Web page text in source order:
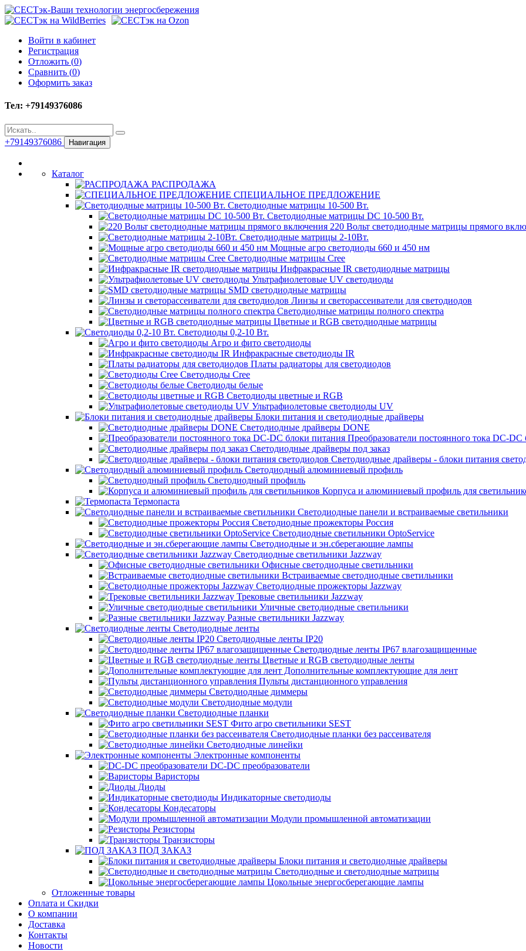
Войти в кабинет
Регистрация
Отложить (0)
Сравнить (0)
Оформить заказ
Тел: +79149376086
+79149376086 Навигация
Каталог
РАСПРОДАЖА
СПЕЦИАЛЬНОЕ ПРЕДЛОЖЕНИЕ
Светодиодные матрицы 10-500 Вт.
Светодиодные матрицы DC 10-500 Вт.
220 Вольт cветодиодные матрицы прямого
Светодиодные матрицы 2-10Вт.
Мощные агро светодиоды 660 и 450 нм
Светодиодные матрицы Cree
Инфракрасные IR светодиодные матрицы
Ультрафиолетовые UV светодиоды
SMD светодиодные матрицы
Линзы и светорассеиватели для светодиодов
Светодиодные матрицы полного спектра
Цветные и RGB светодиодные матрицы
Светодиоды 0,2-10 Вт.
Агро и фито светодиоды
Инфракрасные светодиоды IR
Платы радиаторы для светодиодов
Светодиоды Cree
Светодиоды белые
Светодиоды цветные и RGB
Ультрафиолетовые светодиоды UV
Блоки питания и светодиодные драйверы
Светодиодные драйверы DONE
Преобразователи постоянного тока DC-
Светодиодные драйверы под заказ
Светодиодные драйверы - блоки питания
Светодиодный алюминиевый профиль
Светодиодный профиль
Корпуса и алюминиевый профиль для
Термопаста
Светодиодные панели и встраиваемые светильники
Светодиодные прожекторы Россия
Светодиодные светильники OptoService
Светодиодные и эн.сберегающие лампы
Светодиодные светильники Jazzway
Офисные светодиодные светильники
Встраиваемые светодиодные светильники
Светодиодные прожекторы Jazzway
Трековые светильники Jazzway
Уличные светодиодные светильники
Разные светильники Jazzway
Светодиодные ленты
Светодиодные ленты IP20
Светодиодные ленты IP67 влагозащищенные
Цветные и RGB светодиодные ленты
Дополнительные комплектующие для лент
Пульты дистанционного управления
Светодиодные диммеры
Светодиодные модули
Светодиодные планки
Фито агро светильники SEST
Светодиодные планки без рассеивателя
Светодиодные линейки
Электронные компоненты
DC-DC преобразователи
Варисторы
Диоды
Индикаторные светодиоды
Кондесаторы
Модули промышленной автоматизации
Резисторы
Транзисторы
ПОД ЗАКАЗ
Блоки питания и светодиодные драйверы
Светодиодные и светодиодные матрицы
Цокольные энергосберегающие лампы
Отложенные товары
Оплата и Скидки
О компании
Доставка
Контакты
Новости